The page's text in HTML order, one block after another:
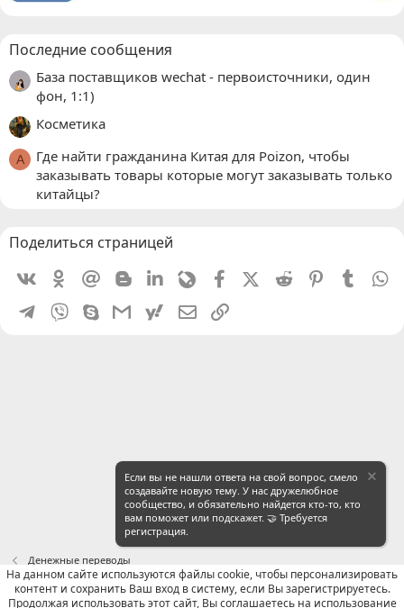
Последние сообщения
База поставщиков wechat - первоисточники, один
фон, 1:1)
Косметика
A
Где найти гражданина Китая для Poizon, чтобы
заказывать товары которые могут заказывать только
китайцы?
Поделиться страницей
VkontakteOdnoklassniki
Mail.ru BloggerLinkedin
LivejournalFacebookX (Twitter)
Reddit PinterestTumblr
Telegram
Viber SkypeGmailyahoomailЭлектронная почта
Денежные переводы
Russian (RU)
Если вы не нашли ответа на свой вопрос, смело
создавайте новую тему. У нас дружелюбное
сообщество, и обязательно найдется кто-то, кто
вам поможет или подскажет. 🤝 Требуется
регистрация.
На данном сайте используются файлы cookie, чтобы персонализировать
контент и сохранить Ваш вход в систему, если Вы зарегистрируетесь.
Продолжая использовать этот сайт, Вы соглашаетесь на использование